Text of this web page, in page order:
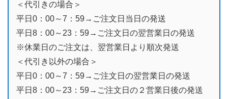
＜代引きの場合＞
平日0：00～7：59→ご注文日当日の発送
平日8：00～23：59→ご注文日の翌営業日の発送
※休業日のご注文は、翌営業日より順次発送
＜代引き以外の場合＞
平日0：00～7：59→ご注文日の翌営業日の発送
平日8：00～23：59→ご注文日の２営業日後の発送